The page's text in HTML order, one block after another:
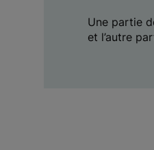
Une partie
et l’autre